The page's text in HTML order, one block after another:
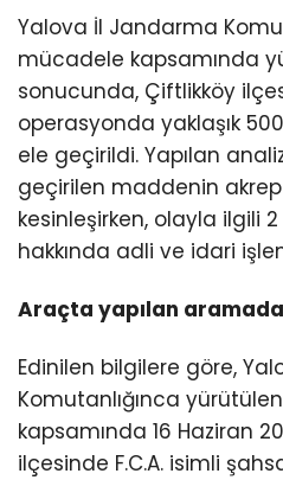
Yalova İl Jandarma
mücadele kapsamında
sonucunda, Çiftlikköy
operasyonda yaklaşık
ele geçirildi. Yapılan
geçirilen maddenin
kesinleşirken, olayla ilgili
hakkında adli ve idari
Araçta yapılan
Edinilen bilgilere göre,
Komutanlığınca
kapsamında 16 Haziran
ilçesinde F.C.A. isimli